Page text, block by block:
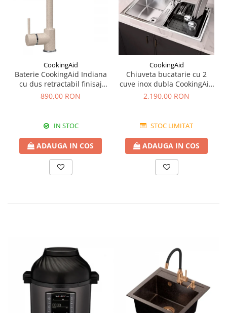
CookingAid
Baterie CookingAid Indiana
cu dus retractabil finisaj
granit Bej Pigmentat /
890,00 RON
IN STOC
ADAUGA IN COS
CookingAid
Chiuveta bucatarie cu 2
cuve inox dubla CookingAid
FUSION 86BB
2.190,00 RON
STOC LIMITAT
ADAUGA IN COS